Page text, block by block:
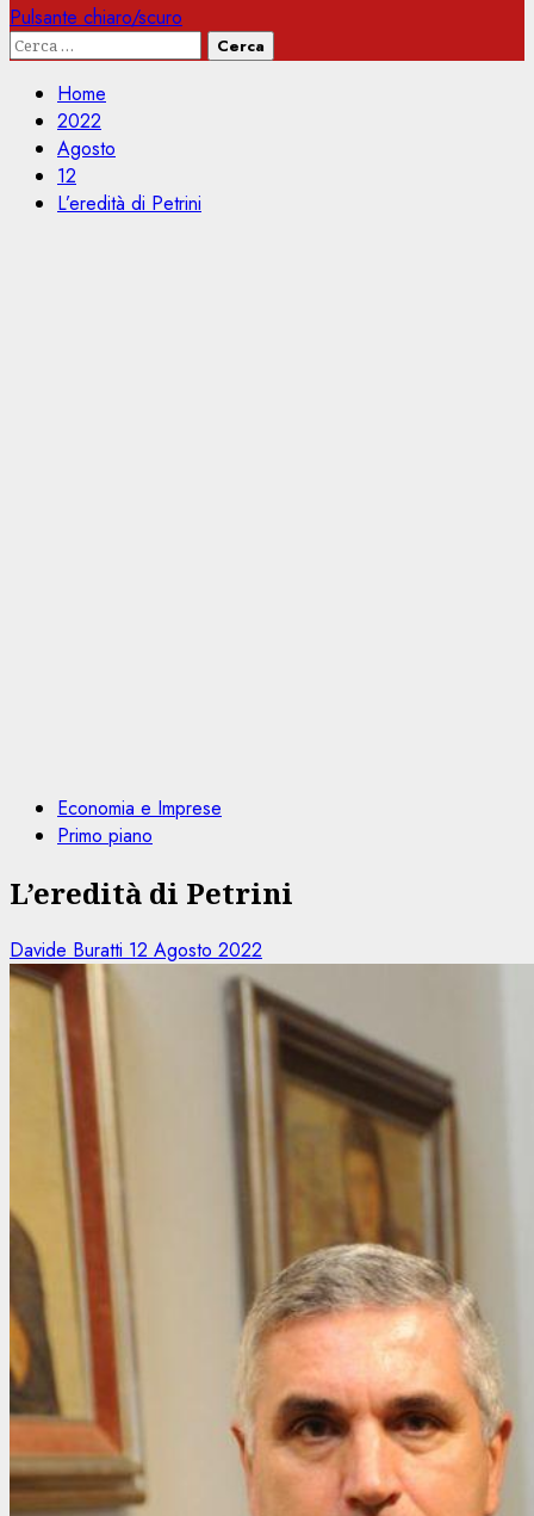
Pulsante chiaro/scuro
Ricerca
Home
2022
Agosto
12
L’eredità di Petrini
Economia e Imprese
Primo piano
L’eredità di Petrini
Davide Buratti 12 Agosto 2022